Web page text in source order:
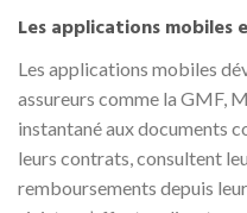
Les applications mobiles
Les applications mobiles
assureurs comme la GMF,
instantané aux documents
leurs contrats, consultent
remboursements depuis